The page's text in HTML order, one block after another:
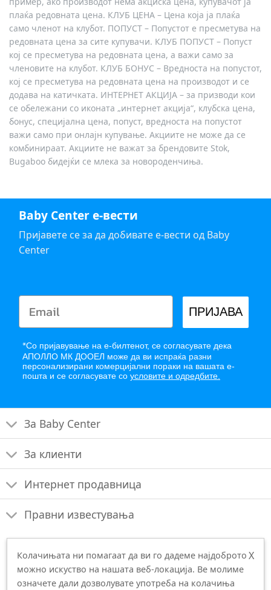
плаќа редовната цена. КЛУБ ЦЕНА – Цена која ја плаќа
само членот на клубот. ПОПУСТ – Попустот е пресметува на
редовната цена за сите купувачи. КЛУБ ПОПУСТ – Попуст
кој се пресметува на редовната цена, а важи само за
членовите на клубот. КЛУБ БОНУС – Вредноста на попустот,
кој се пресметува на редовната цена на производот и се
додава на катичката. ИНТЕРНЕТ АКЦИЈА – за призводи кои
се обележани со иконата „интернет акција“, клубска цена,
бонус, специјална цена, попуст, вредноста на попустот
важи само при онлајн купување. Акциите не може да се
комбинираат. Акциите не важат за брендовите Stok,
Bugaboo бидејќи се млека за новороденчиња.
Baby Center е-вести
Пријавете се за да добивате е-вести од Baby
Center
ПРИЈАВА
*Со пријавување на е-билтенот, се согласувате дека
АПОЛЛО МК ДООЕЛ може да ви испраќа разни
персонализирани комерцијални пораки на вашата е-
пошта и се согласувате со условите и одредбите.
За Baby Center
За клиенти
Интернет продавница
Правни известувања
Колачињата ни помагаат да ви го дадеме најдоброто
можно искуство на нашата веб-локација. Ве молиме
означете дали дозволувате употреба на колачиња
X